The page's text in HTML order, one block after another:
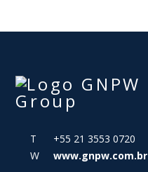
T +55 21 3553 0720
W
www.gnpw.com.br